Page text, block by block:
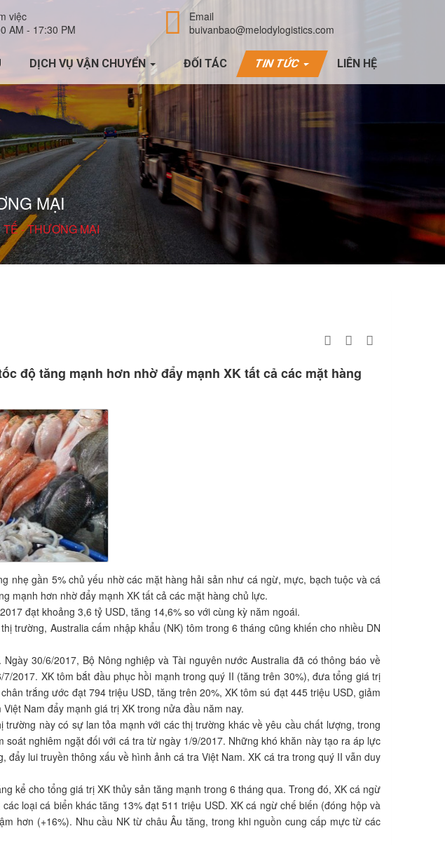
việc
AM - 17:30 PM
Email
buivanbao@melodylogistics.com
DỊCH VỤ VẬN CHUYỂN ĐỐI TÁC TIN TỨC LIÊN HỆ
MẠI
- THƯƠNG MẠI
độ tăng mạnh hơn nhờ đẩy mạnh XK tất cả các mặt hàng
nhẹ gần 5% chủ yếu nhờ các mặt hàng hải sản như cá ngừ, mực, bạch tuộc và cá
mạnh hơn nhờ đẩy mạnh XK tất cả các mặt hàng chủ lực.
đạt khoảng 3,6 tỷ USD, tăng 14,6% so với cùng kỳ năm ngoái.
trường, Australia cấm nhập khẩu (NK) tôm trong 6 tháng cũng khiến cho nhiều DN
30/6/2017, Bộ Nông nghiệp và Tài nguyên nước Australia đã có thông báo về
2017. XK tôm bắt đầu phục hồi mạnh trong quý II (tăng trên 30%), đưa tổng giá trị
trắng ước đạt 794 triệu USD, tăng trên 20%, XK tôm sú đạt 445 triệu USD, giảm
Nam đẩy mạnh giá trị XK trong nửa đầu năm nay.
này có sự lan tỏa mạnh với các thị trường khác về yêu cầu chất lượng, trong
nghiêm ngặt đối với cá tra từ ngày 1/9/2017. Những khó khăn này tạo ra áp lực
lui truyền thông xấu về hình ảnh cá tra Việt Nam. XK cá tra trong quý II vẫn duy
kể cho tổng giá trị XK thủy sản tăng mạnh trong 6 tháng qua. Trong đó, XK cá ngừ
loại cá biển khác tăng 13% đạt 511 triệu USD. XK cá ngừ chế biến (đóng hộp và
hơn (+16%). Nhu cầu NK từ châu Âu tăng, trong khi nguồn cung cấp mực từ các